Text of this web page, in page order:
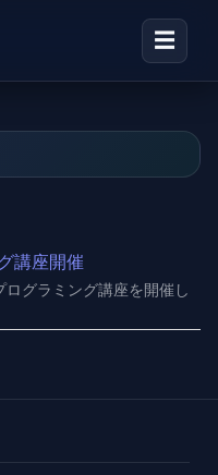
☰
講座開催
グラミング講座を開催し